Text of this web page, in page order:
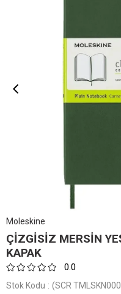
Moleskine
ÇİZGİSİZ MERSİN
KAPAK
0.0
Stok Kodu (SCR